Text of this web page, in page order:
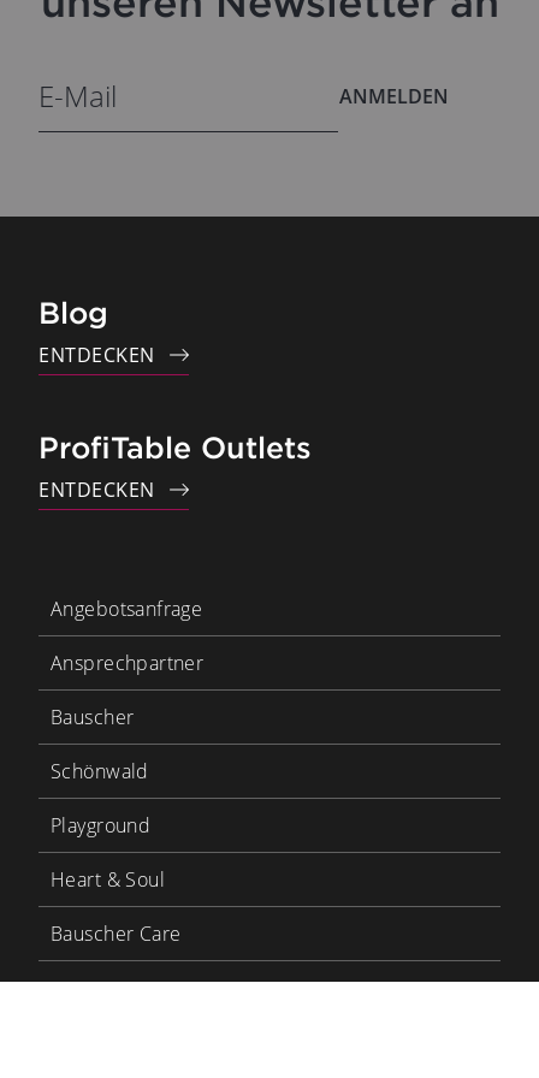
ANMELDEN
Blog
ENTDECKEN
ProfiTable Outlets
ENTDECKEN
Angebotsanfrage
Ansprechpartner
Bauscher
Schönwald
Playground
Heart & Soul
Bauscher Care